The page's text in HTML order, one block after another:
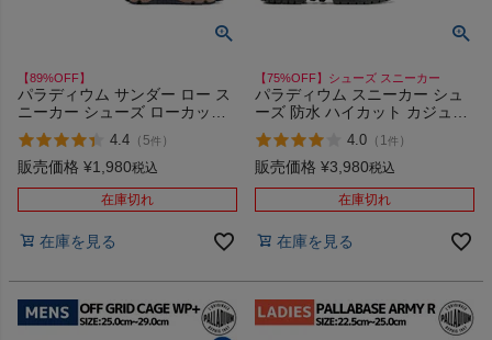
【89%OFF】
パラディウム サンダー ロー ス
ニーカー シューズ ローカット
カジュアル アウトドア キャン
プ PALLADIUM THUNDER LO
98851 アウトレット セール
4.4 （ 5件 ）
販売価格 ¥1,980税込
在庫切れ
在庫を見る
【75%OFF】シューズ スニーカー
パラディウム スニーカー シュ
ーズ 防水 ハイカット カジュア
ル PALLADIUM SC WPN 78852
アウトレット セール
4.0 （ 1件 ）
販売価格 ¥3,980税込
在庫切れ
在庫を見る